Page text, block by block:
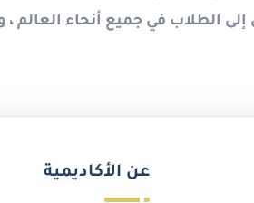
الطلاب في جميع أنحاء العالم
عن الأكاديمية